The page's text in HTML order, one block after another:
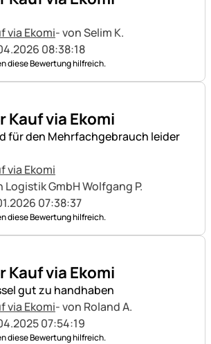
via Ekomi- von Selim K.
08:38:18
diese Bewertung hilfreich.
via Ekomi
für den Mehrfachgebrauch leider
via Ekomi
Logistik GmbH Wolfgang P.
07:38:37
diese Bewertung hilfreich.
via Ekomi
gut zu handhaben
via Ekomi- von Roland A.
07:54:19
diese Bewertung hilfreich.